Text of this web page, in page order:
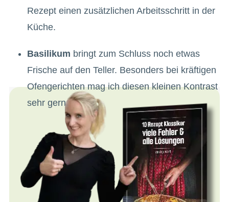
Rezept einen zusätzlichen Arbeitsschritt in der
Küche.
Basilikum bringt zum Schluss noch etwas
Frische auf den Teller. Besonders bei kräftigen
Ofengerichten mag ich diesen kleinen Kontrast
sehr gern.